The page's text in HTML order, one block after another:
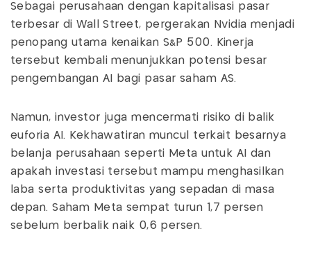
Sebagai perusahaan dengan kapitalisasi pasar
terbesar di Wall Street, pergerakan Nvidia menjadi
penopang utama kenaikan S&P 500. Kinerja
tersebut kembali menunjukkan potensi besar
pengembangan AI bagi pasar saham AS.
Namun, investor juga mencermati risiko di balik
euforia AI. Kekhawatiran muncul terkait besarnya
belanja perusahaan seperti Meta untuk AI dan
apakah investasi tersebut mampu menghasilkan
laba serta produktivitas yang sepadan di masa
depan. Saham Meta sempat turun 1,7 persen
sebelum berbalik naik 0,6 persen.